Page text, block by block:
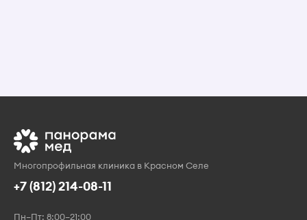
Многопрофильная клиника в Красном Селе
+7 (812) 214-08-11
Пн–Пт: 8:00–21:00